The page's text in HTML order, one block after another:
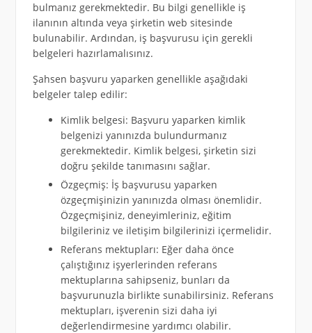
bulmanız gerekmektedir. Bu bilgi genellikle iş
ilanının altında veya şirketin web sitesinde
bulunabilir. Ardından, iş başvurusu için gerekli
belgeleri hazırlamalısınız.
Şahsen başvuru yaparken genellikle aşağıdaki
belgeler talep edilir:
Kimlik belgesi: Başvuru yaparken kimlik
belgenizi yanınızda bulundurmanız
gerekmektedir. Kimlik belgesi, şirketin sizi
doğru şekilde tanımasını sağlar.
Özgeçmiş: İş başvurusu yaparken
özgeçmişinizin yanınızda olması önemlidir.
Özgeçmişiniz, deneyimleriniz, eğitim
bilgileriniz ve iletişim bilgilerinizi içermelidir.
Referans mektupları: Eğer daha önce
çalıştığınız işyerlerinden referans
mektuplarına sahipseniz, bunları da
başvurunuzla birlikte sunabilirsiniz. Referans
mektupları, işverenin sizi daha iyi
değerlendirmesine yardımcı olabilir.